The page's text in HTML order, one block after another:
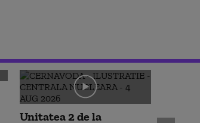
Unitatea 2 de la